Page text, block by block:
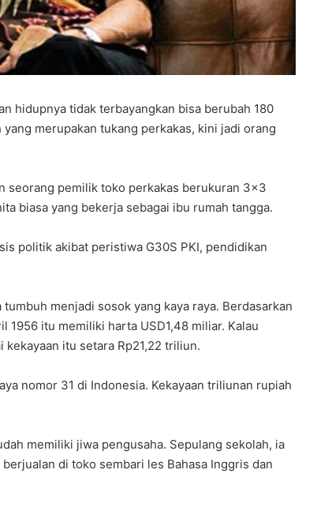
hidupnya tidak terbayangkan bisa berubah 180
merupakan tukang perkakas, kini jadi orang
seorang pemilik toko perkakas berukuran 3×3
biasa yang bekerja sebagai ibu rumah tangga.
politik akibat peristiwa G30S PKI, pendidikan
menjadi sosok yang kaya raya. Berdasarkan
1956 itu memiliki harta USD1,48 miliar. Kalau
itu setara Rp21,22 triliun.
nomor 31 di Indonesia. Kekayaan triliunan rupiah
memiliki jiwa pengusaha. Sepulang sekolah, ia
di toko sembari les Bahasa Inggris dan